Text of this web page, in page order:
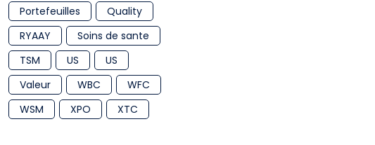
Portefeuilles
Quality
RYAAY
Soins de sante
TSM
US
US
Valeur
WBC
WFC
WSM
XPO XTC